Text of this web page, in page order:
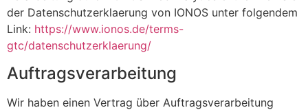
der Datenschutzerklaerung von IONOS unter folgendem
Link: https://www.ionos.de/terms-
gtc/datenschutzerklaerung/
Auftragsverarbeitung
Wir haben einen Vertrag über Auftragsverarbeitung